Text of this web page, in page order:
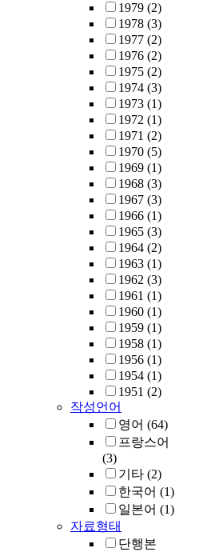
1979 (2)
1978 (3)
1977 (2)
1976 (2)
1975 (2)
1974 (3)
1973 (1)
1972 (1)
1971 (2)
1970 (5)
1969 (1)
1968 (3)
1967 (3)
1966 (1)
1965 (3)
1964 (2)
1963 (1)
1962 (3)
1961 (1)
1960 (1)
1959 (1)
1958 (1)
1956 (1)
1954 (1)
1951 (2)
작성언어
영어 (64)
프랑스어
(3)
기타 (2)
한국어 (1)
일본어 (1)
자료형태
단행본